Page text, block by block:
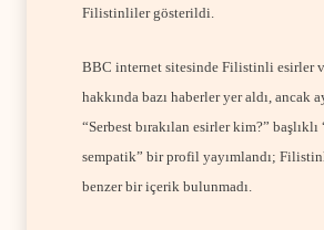
Filistinliler gösterildi.
BBC internet sitesinde Filistinli esirler
hakkında bazı haberler yer aldı, ancak
“Serbest bırakılan esirler kim?” başlıklı
sempatik” bir profil yayımlandı;
benzer bir içerik bulunmadı.